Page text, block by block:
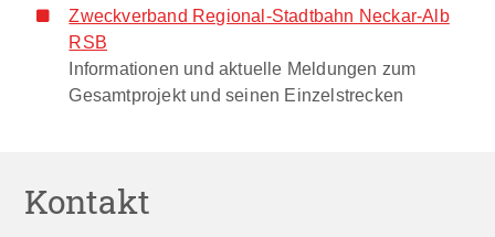
Zweckverband Regional-Stadtbahn Neckar-Alb
RSB
Informationen und aktuelle Meldungen zum
Gesamtprojekt und seinen Einzelstrecken
Kontakt